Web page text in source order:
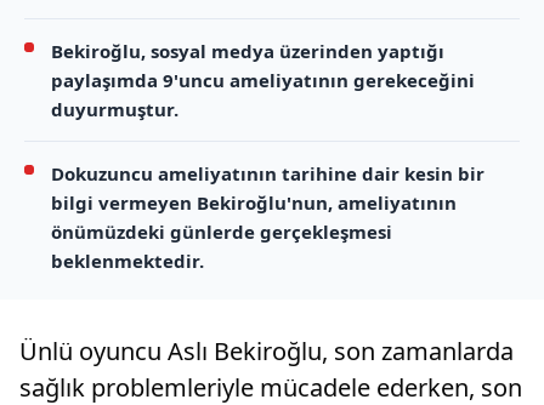
Bekiroğlu, sosyal medya üzerinden yaptığı
paylaşımda 9'uncu ameliyatının gerekeceğini
duyurmuştur.
Dokuzuncu ameliyatının tarihine dair kesin bir
bilgi vermeyen Bekiroğlu'nun, ameliyatının
önümüzdeki günlerde gerçekleşmesi
beklenmektedir.
Ünlü oyuncu Aslı Bekiroğlu, son zamanlarda
sağlık problemleriyle mücadele ederken, son